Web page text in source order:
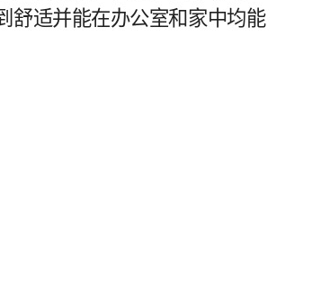
舒适​并​能​在​办公室​和​家​中均​能​